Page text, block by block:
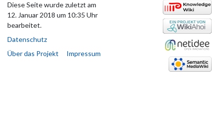
Diese Seite wurde zuletzt am
12. Januar 2018 um 10:35 Uhr
bearbeitet.
Datenschutz
Über das Projekt
Impressum